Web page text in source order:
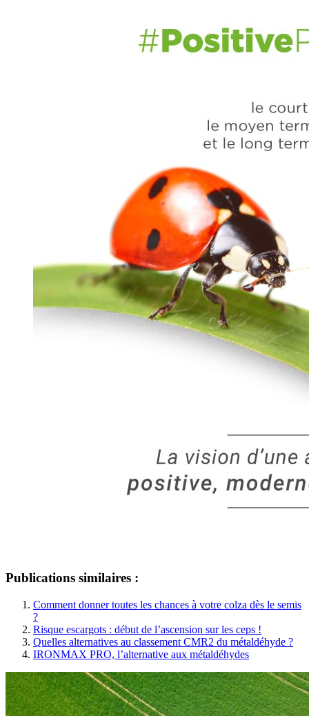
Publications similaires :
Comment donner toutes les chances à votre colza dès le semis
?
Risque escargots : début de l’ascension sur les ceps !
Quelles alternatives au classement CMR2 du métaldéhyde ?
IRONMAX PRO, l’alternative aux métaldéhydes